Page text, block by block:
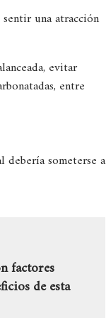
una atracción
evitar
entre
debería someterse a
factores
de esta